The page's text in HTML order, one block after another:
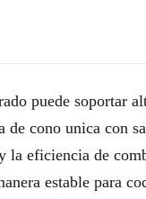
puede soportar
de cono unica con
eficiencia de
estable para